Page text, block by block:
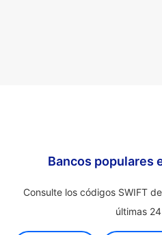
Bancos populares
Consulte los códigos SWIFT
últimas